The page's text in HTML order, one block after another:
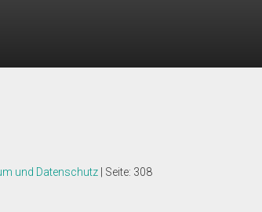
ich muss mich mal eben erschießen."
und Datenschutz | Seite: 308